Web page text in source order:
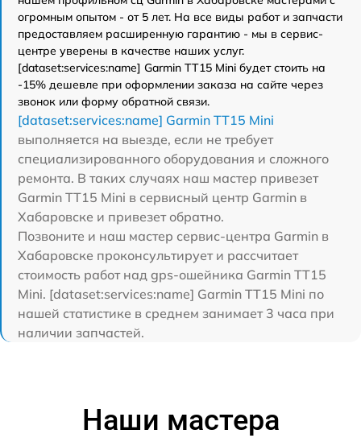
огромным опытом - от 5 лет. На все виды работ и запчасти
предоставляем расширенную гарантию - мы в сервис-
центре уверены в качестве наших услуг.
[dataset:services:name] Garmin TT15 Mini будет стоить на
-15% дешевле при оформлении заказа на сайте через
звонок или форму обратной связи.
[dataset:services:name] Garmin TT15 Mini
выполняется на выезде, если не требует
специализированного оборудования и сложного
ремонта. В таких случаях наш мастер привезет
Garmin TT15 Mini в сервисный центр Garmin в
Хабаровске и привезет обратно.
Позвоните и наш мастер сервис-центра Garmin в
Хабаровске проконсультирует и рассчитает
стоимость работ над gps-ошейника Garmin TT15
Mini. [dataset:services:name] Garmin TT15 Mini по
нашей статистике в среднем занимает 3 часа при
наличии запчастей.
Наши мастера